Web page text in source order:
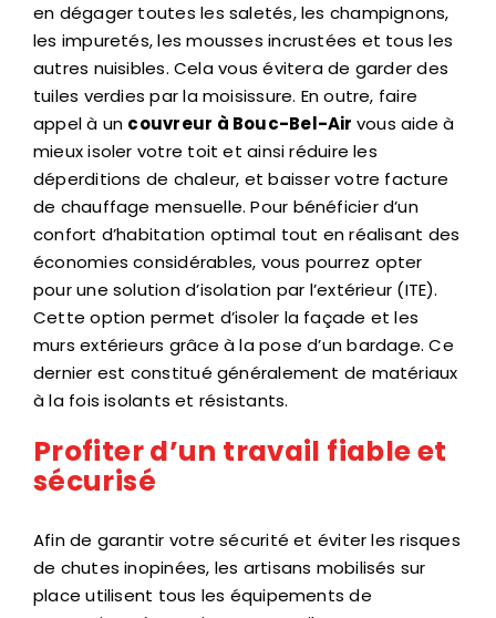
en dégager toutes les saletés, les champignons,
les impuretés, les mousses incrustées et tous les
autres nuisibles. Cela vous évitera de garder des
tuiles verdies par la moisissure. En outre, faire
appel à un couvreur à Bouc-Bel-Air vous aide à
mieux isoler votre toit et ainsi réduire les
déperditions de chaleur, et baisser votre facture
de chauffage mensuelle. Pour bénéficier d’un
confort d’habitation optimal tout en réalisant des
économies considérables, vous pourrez opter
pour une solution d’isolation par l’extérieur (ITE).
Cette option permet d’isoler la façade et les
murs extérieurs grâce à la pose d’un bardage. Ce
dernier est constitué généralement de matériaux
à la fois isolants et résistants.
Profiter d’un travail fiable et
sécurisé
Afin de garantir votre sécurité et éviter les risques
de chutes inopinées, les artisans mobilisés sur
place utilisent tous les équipements de